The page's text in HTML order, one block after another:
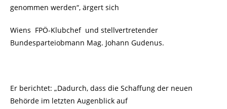
genommen werden“, ärgert sich
Wiens FPÖ-Klubchef und stellvertretender
Bundesparteiobmann Mag. Johann Gudenus.
Er berichtet: „Dadurch, dass die Schaffung der neuen
Behörde im letzten Augenblick auf